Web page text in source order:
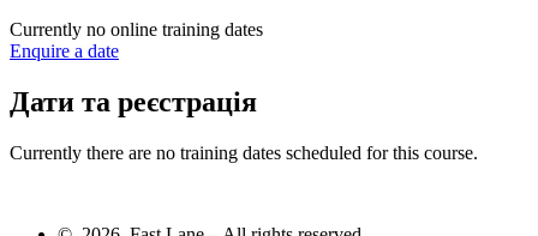
Currently no online training dates
Enquire a date
Дати та реєстрація
Currently there are no training dates scheduled for this course.